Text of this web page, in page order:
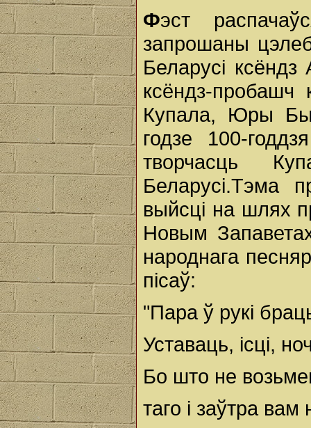
Фэст
запрошаны
Беларусі
ксёндз-
Купала, Юры
годзе 100-
творчасць
Беларусі.Тэма
выйсці на шлях
Новым
народнага
пісаў:
"Пара ў рукі
Уставаць, ісці,
Бо што не
таго і заўтра вам